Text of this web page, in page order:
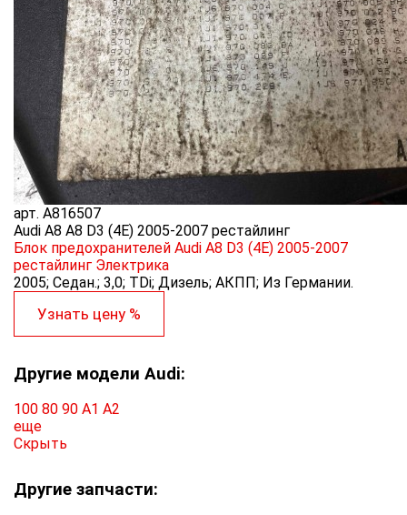
арт. A816507
Audi A8 A8 D3 (4E) 2005-2007 рестайлинг
Блок предохранителей Audi A8 D3 (4E) 2005-2007
рестайлинг Электрика
2005; Седан.; 3,0; TDi; Дизель; АКПП; Из Германии.
Узнать цену %
Другие модели Audi:
100 80 90 A1 A2
еще
Скрыть
Другие запчасти: